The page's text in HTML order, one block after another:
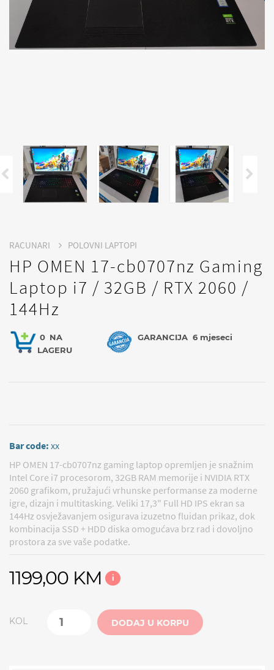
RACUNARI POLOVNI LAPTOPI
HP OMEN 17-cb0707nz Gaming
Laptop i7 / 32GB / RTX 2060 /
144Hz
0 NA
LAGERU
GARANCIJA 6 mjeseci
Bar code: xx
HP OMEN 17-cb0707nz gaming laptop opremljen je snažnim
Intel Core i7 procesorom, 32GB RAM memorije i NVIDIA RTX
2060 grafikom, pružajući vrhunske performanse za moderne
igre, dizajn i multitasking. Veliki 17,3" Full HD IPS ekran sa
144Hz osvježavanjem osigurava izuzetno fluidan prikaz, dok
kombinacija SSD + HDD diska omogućava brz rad i dovoljno
prostora za sve vaše podatke.
1199,00 KM i
KOL DODAJ U KORPU